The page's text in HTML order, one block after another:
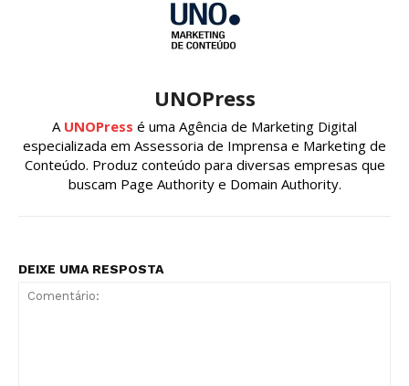
UNOPress
A UNOPress é uma Agência de Marketing Digital
especializada em Assessoria de Imprensa e Marketing de
Conteúdo. Produz conteúdo para diversas empresas que
buscam Page Authority e Domain Authority.
DEIXE UMA RESPOSTA